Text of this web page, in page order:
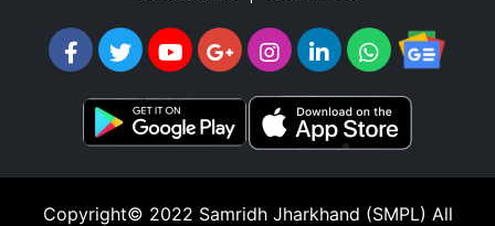
Copyright© 2022 Samridh Jharkhand (SMPL) All